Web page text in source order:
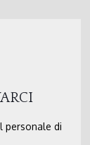
personale di